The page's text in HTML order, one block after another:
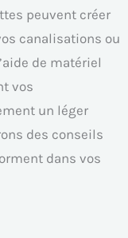
peuvent créer
canalisations ou
de matériel
vos
un léger
des conseils
dans vos